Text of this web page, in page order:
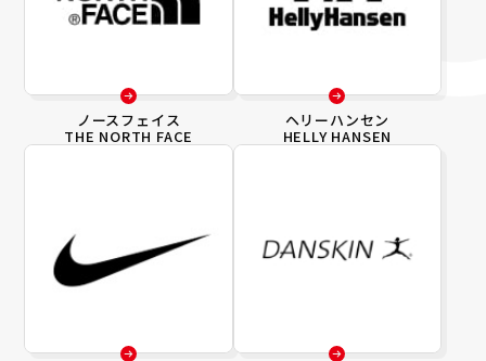
ノースフェイス
THE NORTH FACE
ヘリーハンセン
HELLY HANSEN